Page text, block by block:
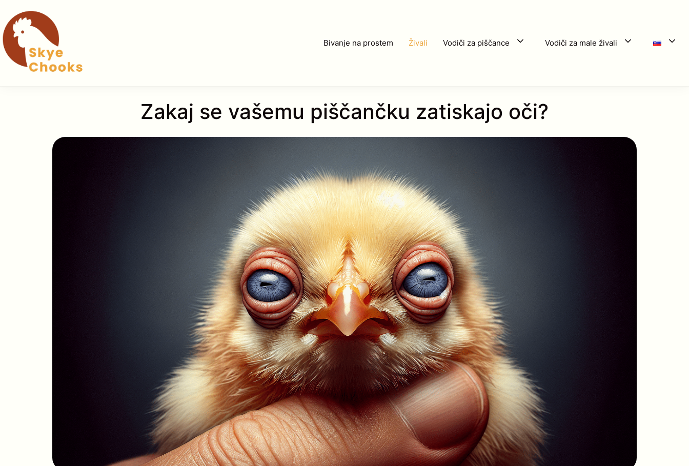
content
Bivanje na prostem Živali Vodiči za piščance Vodiči za male živali
Zakaj se vašemu piščančku zatiskajo oči?